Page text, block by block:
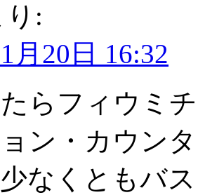
り:
月20日 16:32
らフィウミ
ン・カウン
なくともバス